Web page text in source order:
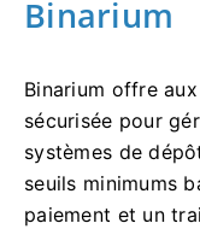
Binarium
Binarium offre
sécurisée pour
systèmes de
seuils minimums
paiement et un